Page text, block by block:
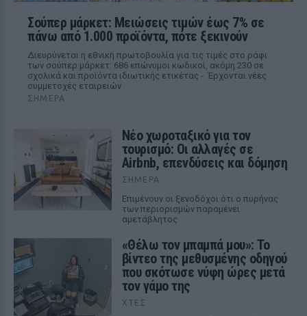
Σούπερ μάρκετ: Μειώσεις τιμών έως 7% σε
πάνω από 1.000 προϊόντα, πότε ξεκινούν
Διευρύνεται η εθνική πρωτοβουλία για τις τιμές στο ράφι
των σούπερ μάρκετ: 686 επώνυμοι κωδικοί, ακόμη 230 σε
σχολικά και προϊόντα ιδιωτικής ετικέτας - Έρχονται νέες
συμμετοχές εταιρειών
ΣΉΜΕΡΑ
Νέο χωροταξικό για τον
τουρισμό: Οι αλλαγές σε
Airbnb, επενδύσεις και δόμηση
ΣΉΜΕΡΑ
Επιμένουν οι ξενοδόχοι ότι ο πυρήνας
των περιορισμών παραμένει
αμετάβλητος
«Θέλω τον μπαμπά μου»: Το
βίντεο της μεθυσμένης οδηγού
που σκότωσε νύφη ώρες μετά
τον γάμο της
ΧΤΕΣ